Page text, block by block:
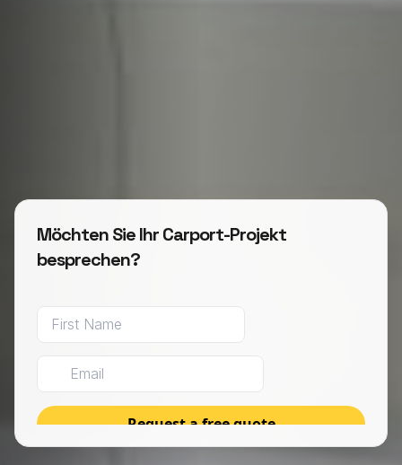
Möchten Sie Ihr Carport-Projekt
besprechen?